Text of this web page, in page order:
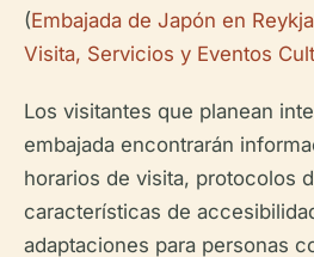
(Embajada de Japón en
Visita, Servicios y Eventos
Los visitantes que planean
embajada encontrarán
horarios de visita, protocolos
características de
adaptaciones para personas